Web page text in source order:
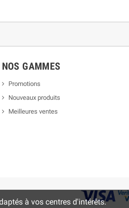
NOS GAMMES
Promotions
Nouveaux produits
Meilleures ventes
à vos centres d'intérêts.